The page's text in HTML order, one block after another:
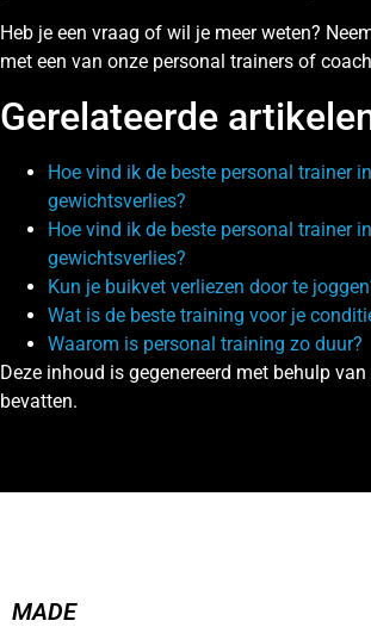
Heb je een vraag of wil je meer weten?
met een van onze personal trainers of
Gerelateerde
Hoe vind ik de beste personal trainer
gewichtsverlies?
Hoe vind ik de beste personal trainer
gewichtsverlies?
Kun je buikvet verliezen door te
Wat is de beste training voor je
Waarom is personal training zo duur?
Deze inhoud is gegenereerd met behulp
bevatten.
MADE